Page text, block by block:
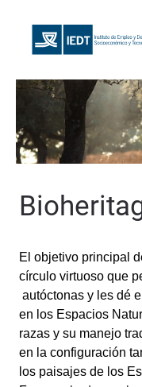
El objetivo principal
círculo virtuoso que
autóctonas y les dé
en los Espacios
razas y su manejo
en la configuración
los paisajes de los